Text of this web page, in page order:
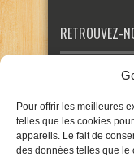
Pour offrir les meilleures
telles que les cookies
appareils. Le fait de
des données telles que le
RETROUVEZ-